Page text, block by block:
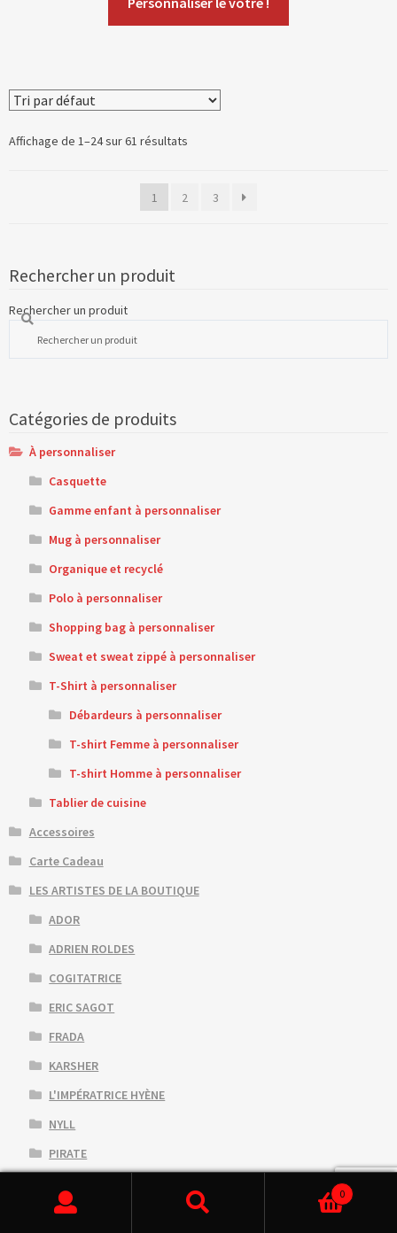
Affichage de 1–24 sur 61 résultats
1 2 3
Rechercher un produit
Rechercher un produit
Catégories de produits
À personnaliser
Casquette
Gamme enfant à personnaliser
Mug à personnaliser
Organique et recyclé
Polo à personnaliser
Shopping bag à personnaliser
Sweat et sweat zippé à personnaliser
T-Shirt à personnaliser
Débardeurs à personnaliser
T-shirt Femme à personnaliser
T-shirt Homme à personnaliser
Tablier de cuisine
Accessoires
Carte Cadeau
LES ARTISTES DE LA BOUTIQUE
ADOR
ADRIEN ROLDES
COGITATRICE
ERIC SAGOT
FRADA
KARSHER
L'IMPÉRATRICE HYÈNE
NYLL
PIRATE
QUENTIN FAUCOMPRÉ
Rechercher un produit 0